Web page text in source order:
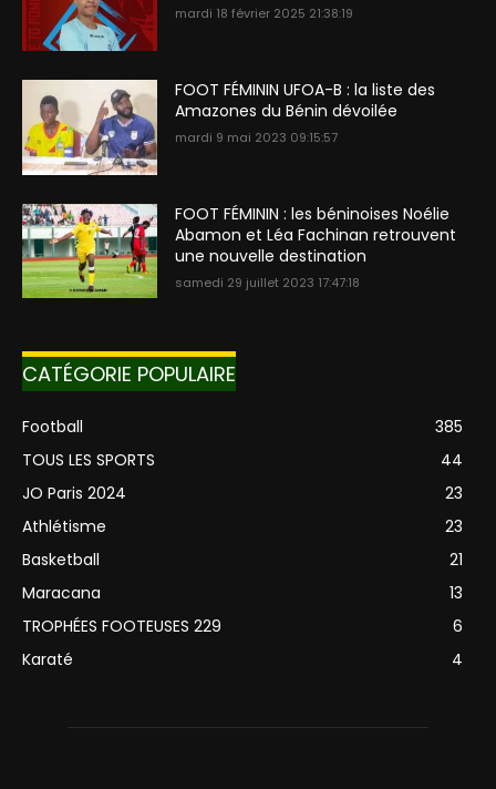
mardi 18 février 2025 21:38:19
FOOT FÉMININ UFOA-B : la liste des
Amazones du Bénin dévoilée
mardi 9 mai 2023 09:15:57
FOOT FÉMININ : les béninoises Noélie
Abamon et Léa Fachinan retrouvent
une nouvelle destination
samedi 29 juillet 2023 17:47:18
CATÉGORIE POPULAIRE
Football
385
TOUS LES SPORTS
44
JO Paris 2024
23
Athlétisme
23
Basketball
21
Maracana
13
TROPHÉES FOOTEUSES 229
6
Karaté
4